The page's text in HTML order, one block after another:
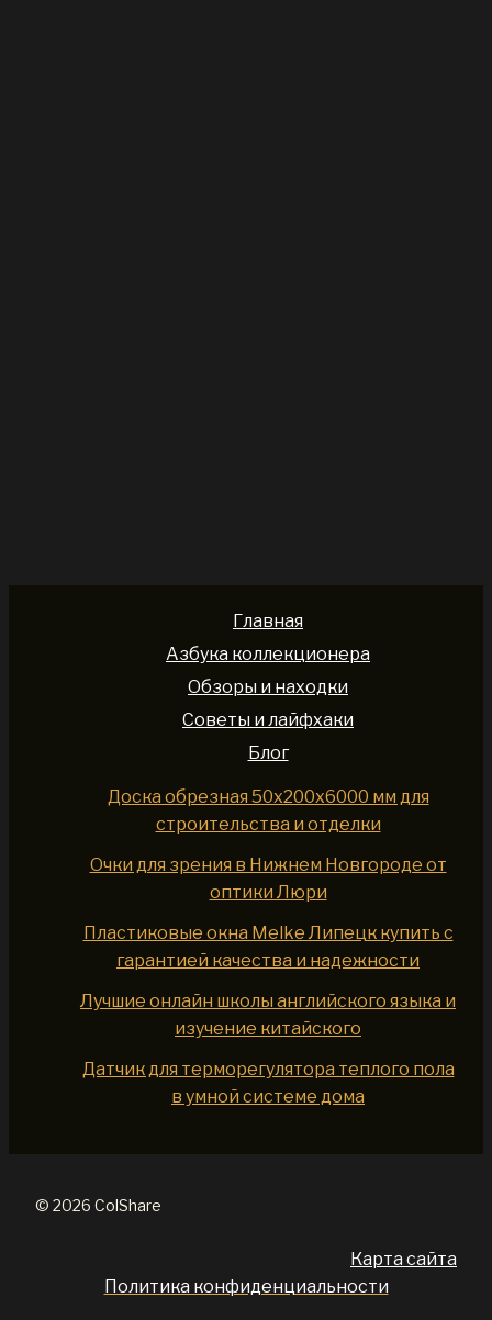
Главная
Азбука коллекционера
Обзоры и находки
Советы и лайфхаки
Блог
Доска обрезная 50x200x6000 мм для
строительства и отделки
Очки для зрения в Нижнем Новгороде от
оптики Люри
Пластиковые окна Melke Липецк купить с
гарантией качества и надежности
Лучшие онлайн школы английского языка и
изучение китайского
Датчик для терморегулятора теплого пола
в умной системе дома
© 2026 ColShare
Карта сайта
Политика конфиденциальности